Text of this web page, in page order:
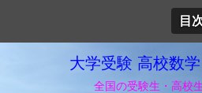
目
大学受験 高校数
全国の受験生・高校